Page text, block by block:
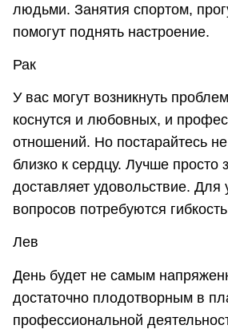
людьми. Занятия спортом,
помогут поднять настроение.
Рак
У вас могут возникнуть
коснутся и любовных, и
отношений. Но постарайтесь
близко к сердцу. Лучше просто
доставляет удовольствие. Для
вопросов потребуются
Лев
День будет не самым
достаточно плодотворным в
профессиональной